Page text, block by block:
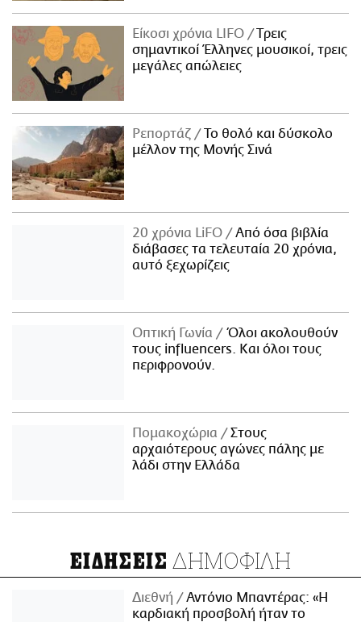
Είκοσι χρόνια LIFO
Tρεις
σημαντικοί Έλληνες μουσικοί, τρεις
μεγάλες απώλειες
Ρεπορτάζ
Το θολό και δύσκολο
μέλλον της Μονής Σινά
20 χρόνια LiFO
Από όσα βιβλία
διάβασες τα τελευταία 20 χρόνια,
αυτό ξεχωρίζεις
Οπτική Γωνία
Όλοι ακολουθούν
τους influencers. Και όλοι τους
περιφρονούν.
Πομακοχώρια
Στους
αρχαιότερους αγώνες πάλης με
λάδι στην Ελλάδα
ΕΙΔΗΣΕΙΣ ΔΗΜΟΦΙΛΗ
Διεθνή
Αντόνιο Μπαντέρας: «Η
καρδιακή προσβολή ήταν το